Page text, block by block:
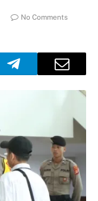
No Comments